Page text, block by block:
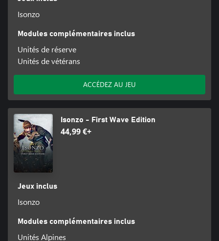
Isonzo
Modules complémentaires inclus
Unités de réserve
Unités de vétérans
ACCÉDEZ AU JEU
Isonzo - First Wave Edition
44,99 €+
Jeux inclus
Isonzo
Modules complémentaires inclus
Unités Alpines